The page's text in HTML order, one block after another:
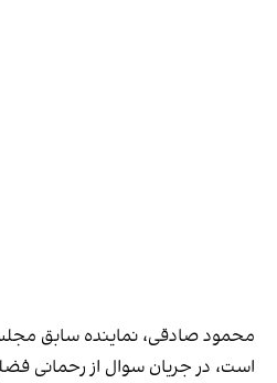
محمود صادقی، نماینده سابق
است، در جریان سوال از رحمانی